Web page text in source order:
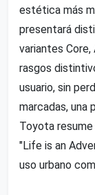
estética más
presentará
variantes Core,
rasgos
usuario, sin
marcadas, una
Toyota
"Life is an
uso urbano